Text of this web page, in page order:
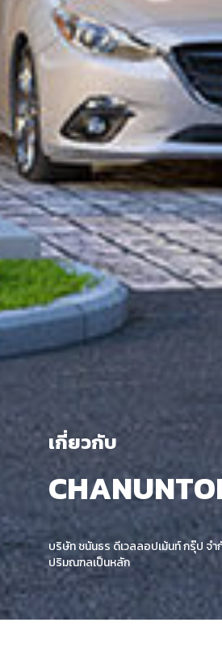
เกี่ยวกับ
บริษัท ชนันธร ดีเวลลอปเม้นท์ กรุ๊ป จ
ปริมณฑลเป็นหลัก